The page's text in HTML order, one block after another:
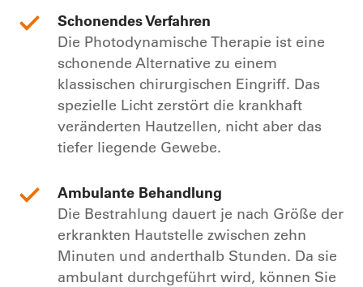
Schonendes Verfahren
Die Photodynamische Therapie ist eine
schonende Alternative zu einem
klassischen chirurgischen Eingriff. Das
spezielle Licht zerstört die krankhaft
veränderten Hautzellen, nicht aber das
tiefer liegende Gewebe.
Ambulante Behandlung
Die Bestrahlung dauert je nach Größe der
erkrankten Hautstelle zwischen zehn
Minuten und anderthalb Stunden. Da sie
ambulant durchgeführt wird, können Sie